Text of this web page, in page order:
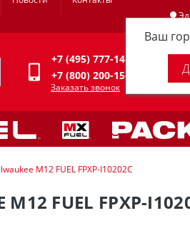
Ваш
+7 (495) 777-14-94
+7 (800) 200-15-94
Заказать звонок
M12 FUEL FPXP-I10202C
FUEL FPXP-